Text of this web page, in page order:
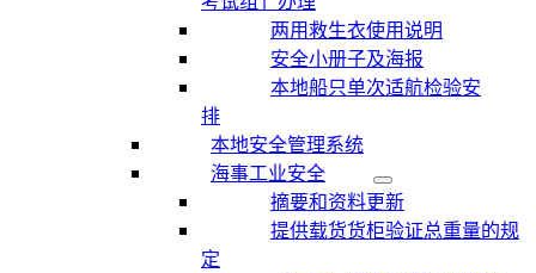
两用救生衣使用说明
安全小册子及海报
本地船只单次适航检验安
排
本地安全管理系统
海事工业安全
摘要和资料更新
提供载货货柜验证总重量的规
定